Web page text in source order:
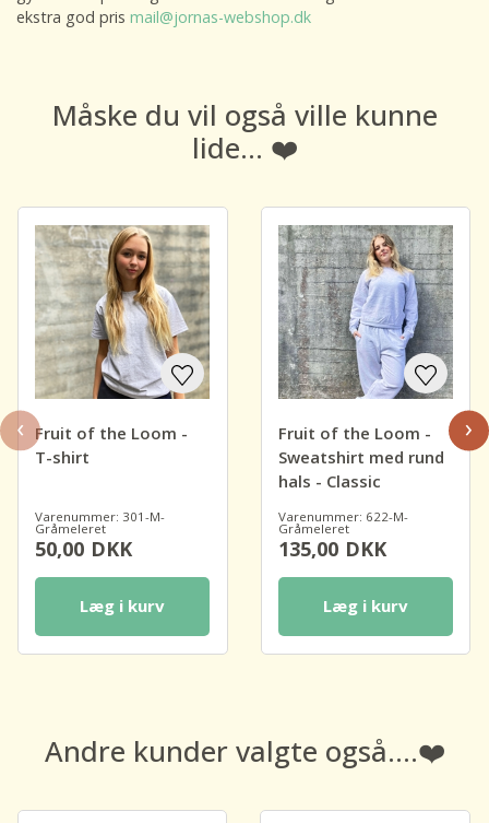
ekstra god pris mail@jornas-webshop.dk
Måske du vil også ville kunne
lide... ❤️
Fruit of the Loom -
T-shirt
Varenummer: 301-M-
Gråmeleret
50,00DKK
Læg i kurv
Fruit of the Loom -
Sweatshirt med rund
hals - Classic
Varenummer: 622-M-
Gråmeleret
135,00DKK
Læg i kurv
‹ ›
Andre kunder valgte også....❤️